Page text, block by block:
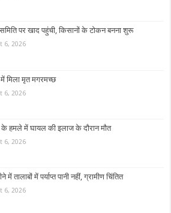
पर खाद पहुंची, किसानों के टोकन बनना शुरू
6, 2026
मिला मृत मगरमच्छ
6, 2026
हमले में घायल की इलाज के दौरान मौत
6, 2026
में तालाबों में पर्याप्त पानी नहीं, ग्रामीण चिंतित
6, 2026